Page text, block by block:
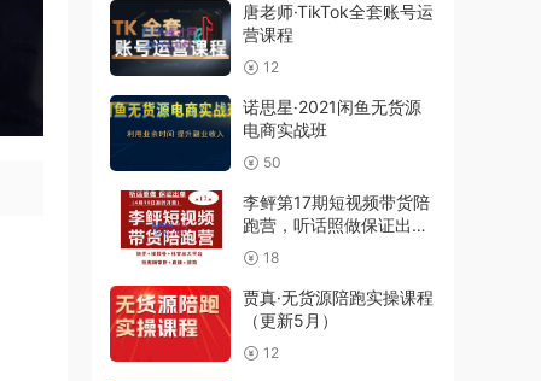
唐老师·TikTok全套账号运
营课程
12
诺思星·2021闲鱼无货源
电商实战班
50
李鲆第17期短视频带货陪
跑营，听话照做保证出单
（短视频带货+直播+团
购）
18
贾真·无货源陪跑实操课程
（更新5月）
12